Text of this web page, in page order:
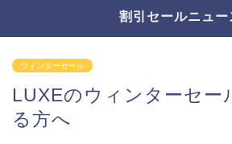
割引セールニュー
ウィンターセール
LUXEのウィンターセー
る方へ